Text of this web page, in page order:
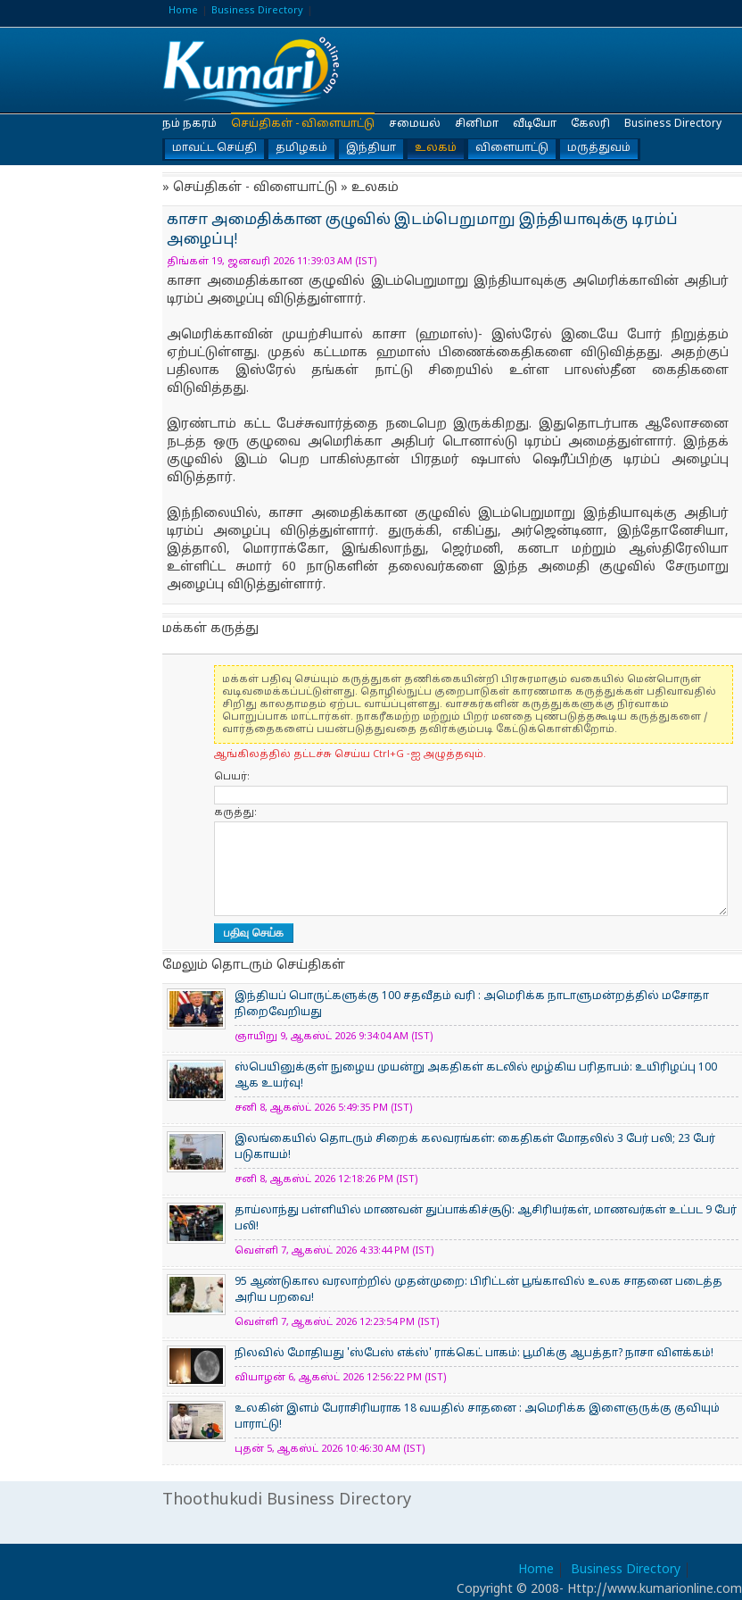
Home Business Directory
நம் நகரம்
செய்திகள் - விளையாட்டு
மாவட்ட செய்தி
தமிழகம் இந்தியா உலகம் விளையாட்டு மருத்துவம்
சமையல் சினிமா வீடியோ கேலரி Business Directory
» செய்திகள் - விளையாட்டு » உலகம்
காசா அமைதிக்கான குழுவில் இடம்பெறுமாறு இந்தியாவுக்கு டிரம்ப்
அழைப்பு!
திங்கள் 19, ஜனவரி 2026 11:39:03 AM (IST)
காசா அமைதிக்கான குழுவில் இடம்பெறுமாறு இந்தியாவுக்கு அமெரிக்காவின் அதிபர்
டிரம்ப் அழைப்பு விடுத்துள்ளார்.
அமெரிக்காவின் முயற்சியால் காசா (ஹமாஸ்)- இஸ்ரேல் இடையே போர் நிறுத்தம்
ஏற்பட்டுள்ளது. முதல் கட்டமாக ஹமாஸ் பிணைக்கைதிகளை விடுவித்தது. அதற்குப்
பதிலாக இஸ்ரேல் தங்கள் நாட்டு சிறையில் உள்ள பாலஸ்தீன கைதிகளை
விடுவித்தது.
இரண்டாம் கட்ட பேச்சுவார்த்தை நடைபெற இருக்கிறது. இதுதொடர்பாக ஆலோசனை
நடத்த ஒரு குழுவை அமெரிக்கா அதிபர் டொனால்டு டிரம்ப் அமைத்துள்ளார். இந்தக்
குழுவில் இடம் பெற பாகிஸ்தான் பிரதமர் ஷபாஸ் ஷெரீப்பிற்கு டிரம்ப் அழைப்பு
விடுத்தார்.
இந்நிலையில், காசா அமைதிக்கான குழுவில் இடம்பெறுமாறு இந்தியாவுக்கு அதிபர்
டிரம்ப் அழைப்பு விடுத்துள்ளார். துருக்கி, எகிப்து, அர்ஜென்டினா, இந்தோனேசியா,
இத்தாலி, மொராக்கோ, இங்கிலாந்து, ஜெர்மனி, கனடா மற்றும் ஆஸ்திரேலியா
உள்ளிட்ட சுமார் 60 நாடுகளின் தலைவர்களை இந்த அமைதி குழுவில் சேருமாறு
அழைப்பு விடுத்துள்ளார்.
மக்கள் கருத்து
மக்கள் பதிவு செய்யும் கருத்துகள் தணிக்கையின்றி பிரசுரமாகும் வகையில் மென்பொருள்
வடிவமைக்கப்பட்டுள்ளது. தொழில்நுட்ப குறைபாடுகள் காரணமாக கருத்துக்கள் பதிவாவதில்
சிறிது காலதாமதம் ஏற்பட வாய்ப்புள்ளது. வாசகர்களின் கருத்துக்களுக்கு நிர்வாகம்
பொறுப்பாக மாட்டார்கள். நாகரீகமற்ற மற்றும் பிறர் மனதை புண்படுத்தகூடிய கருத்துகளை /
வார்த்தைகளைப் பயன்படுத்துவதை தவிர்க்கும்படி கேட்டுக்கொள்கிறோம்.
ஆங்கிலத்தில் தட்டச்சு செய்ய Ctrl+G -ஐ அழுத்தவும்.
பெயர்:
கருத்து:
மேலும் தொடரும் செய்திகள்
இந்தியப் பொருட்களுக்கு 100 சதவீதம் வரி : அமெரிக்க நாடாளுமன்றத்தில் மசோதா
நிறைவேறியது
ஞாயிறு 9, ஆகஸ்ட் 2026 9:34:04 AM (IST)
ஸ்பெயினுக்குள் நுழைய முயன்று அகதிகள் கடலில் மூழ்கிய பரிதாபம்: உயிரிழப்பு 100
ஆக உயர்வு!
சனி 8, ஆகஸ்ட் 2026 5:49:35 PM (IST)
இலங்கையில் தொடரும் சிறைக் கலவரங்கள்: கைதிகள் மோதலில் 3 பேர் பலி; 23 பேர்
படுகாயம்!
சனி 8, ஆகஸ்ட் 2026 12:18:26 PM (IST)
தாய்லாந்து பள்ளியில் மாணவன் துப்பாக்கிச்சூடு: ஆசிரியர்கள், மாணவர்கள் உட்பட 9 பேர்
பலி!
வெள்ளி 7, ஆகஸ்ட் 2026 4:33:44 PM (IST)
95 ஆண்டுகால வரலாற்றில் முதன்முறை: பிரிட்டன் பூங்காவில் உலக சாதனை படைத்த
அரிய பறவை!
வெள்ளி 7, ஆகஸ்ட் 2026 12:23:54 PM (IST)
நிலவில் மோதியது 'ஸ்பேஸ் எக்ஸ்' ராக்கெட் பாகம்: பூமிக்கு ஆபத்தா? நாசா விளக்கம்!
வியாழன் 6, ஆகஸ்ட் 2026 12:56:22 PM (IST)
உலகின் இளம் பேராசிரிய​ராக 18 வயதில் சாதனை : அமெரிக்​க இளைஞருக்கு குவியும்
பாராட்டு!
புதன் 5, ஆகஸ்ட் 2026 10:46:30 AM (IST)
Thoothukudi Business Directory
Home
Business Directory
Copyright © 2008- Http://www.kumarionline.com